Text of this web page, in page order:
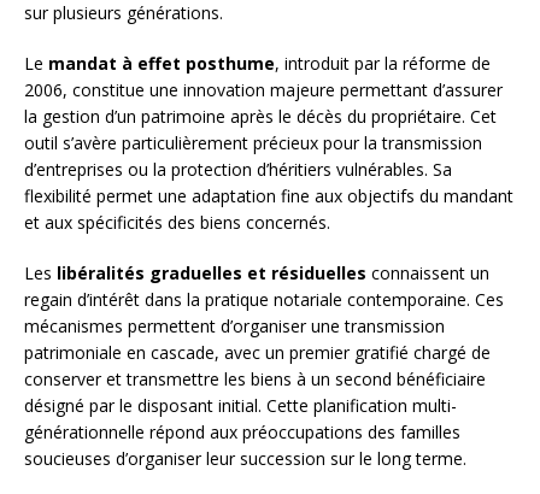
sur plusieurs générations.
Le mandat à effet posthume, introduit par la réforme de
2006, constitue une innovation majeure permettant d’assurer
la gestion d’un patrimoine après le décès du propriétaire. Cet
outil s’avère particulièrement précieux pour la transmission
d’entreprises ou la protection d’héritiers vulnérables. Sa
flexibilité permet une adaptation fine aux objectifs du mandant
et aux spécificités des biens concernés.
Les libéralités graduelles et résiduelles connaissent un
regain d’intérêt dans la pratique notariale contemporaine. Ces
mécanismes permettent d’organiser une transmission
patrimoniale en cascade, avec un premier gratifié chargé de
conserver et transmettre les biens à un second bénéficiaire
désigné par le disposant initial. Cette planification multi-
générationnelle répond aux préoccupations des familles
soucieuses d’organiser leur succession sur le long terme.